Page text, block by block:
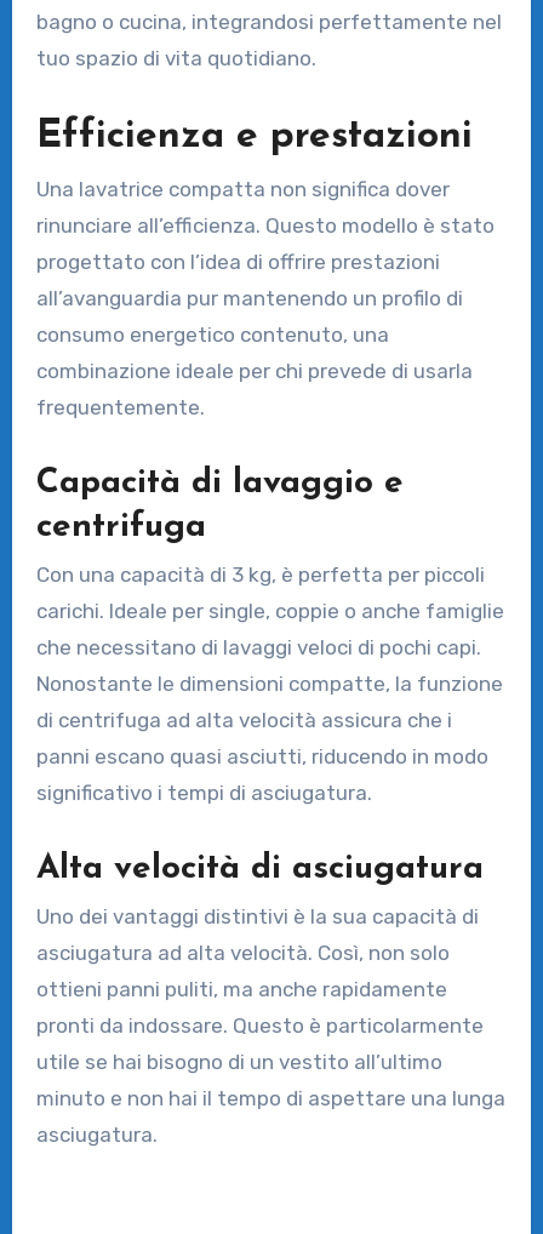
bagno o cucina, integrandosi perfettamente nel
tuo spazio di vita quotidiano.
Efficienza e prestazioni
Una lavatrice compatta non significa dover
rinunciare all’efficienza. Questo modello è stato
progettato con l’idea di offrire prestazioni
all’avanguardia pur mantenendo un profilo di
consumo energetico contenuto, una
combinazione ideale per chi prevede di usarla
frequentemente.
Capacità di lavaggio e
centrifuga
Con una capacità di 3 kg, è perfetta per piccoli
carichi. Ideale per single, coppie o anche famiglie
che necessitano di lavaggi veloci di pochi capi.
Nonostante le dimensioni compatte, la funzione
di centrifuga ad alta velocità assicura che i
panni escano quasi asciutti, riducendo in modo
significativo i tempi di asciugatura.
Alta velocità di asciugatura
Uno dei vantaggi distintivi è la sua capacità di
asciugatura ad alta velocità. Così, non solo
ottieni panni puliti, ma anche rapidamente
pronti da indossare. Questo è particolarmente
utile se hai bisogno di un vestito all’ultimo
minuto e non hai il tempo di aspettare una lunga
asciugatura.